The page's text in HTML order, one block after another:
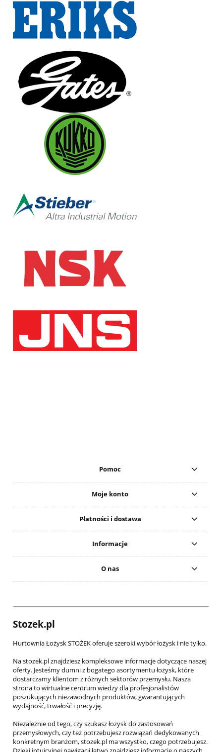
Pomoc
Moje konto
Płatności i dostawa
Informacje
O nas
Stozek.pl
Hurtownia Łożysk STOŻEK oferuje szeroki wybór łożysk i nie tylko.
Na stozek.pl znajdziesz kompleksowe informacje dotyczące naszej
oferty. Jesteśmy dumni z bogatego asortymentu łożysk, które
dostarczamy klientom z różnych sektorów przemysłu. Nasza
strona to wirtualne centrum wiedzy dla profesjonalistów
poszukujących niezawodnych produktów, gwarantujących
wydajność, trwałość i precyzję.
Niezależnie od tego, czy szukasz łożysk do zastosowań
przemysłowych, czy też potrzebujesz rozwiązań dedykowanych
konkretnym branżom, stozek.pl ma wszystko, czego potrzebujesz.